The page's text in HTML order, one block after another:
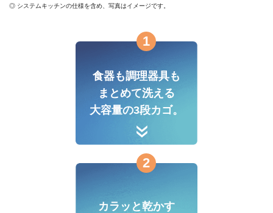
システムキッチンの仕様を含め、写真はイメージです。
1
食器も調理器具も
まとめて洗える
大容量の3段カゴ。
2
カラッと乾かす